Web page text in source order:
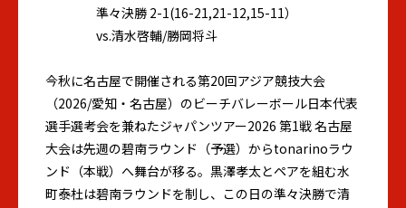
準々決勝 2-1(16-21,21-12,15-11）
vs.清水啓輔/勝岡将斗
今秋に名古屋で開催される第20回アジア競技大会
（2026/愛知・名古屋）のビーチバレーボール日本代表
選手選考会を兼ねたジャパンツアー2026 第1戦 名古屋
大会は先週の碧南ラウンド（予選）からtonarinoラウ
ンド（本戦）へ舞台が移る。黒澤孝太とペアを組む水
町泰杜は碧南ラウンドを制し、この日の準々決勝で清